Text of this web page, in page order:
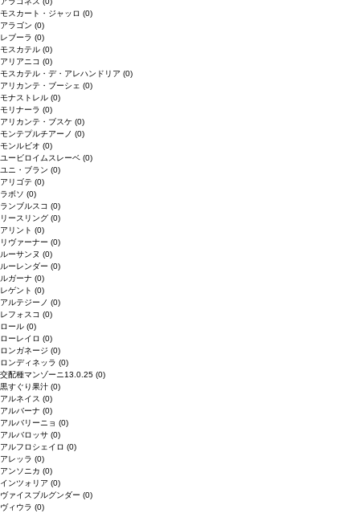
モスカート・ジャッロ (0)
アラゴン (0)
レブーラ (0)
モスカテル (0)
アリアニコ (0)
モスカテル・デ・アレハンドリア (0)
アリカンテ・ブーシェ (0)
モナストレル (0)
モリナーラ (0)
アリカンテ・ブスケ (0)
モンテプルチアーノ (0)
モンルビオ (0)
ユービロイムスレーベ (0)
ユニ・ブラン (0)
アリゴテ (0)
ラボソ (0)
ランブルスコ (0)
リースリング (0)
アリント (0)
リヴァーナー (0)
ルーサンヌ (0)
ルーレンダー (0)
ルガーナ (0)
レゲント (0)
アルテジーノ (0)
レフォスコ (0)
ロール (0)
ローレイロ (0)
ロンガネージ (0)
ロンディネッラ (0)
交配種マンゾーニ13.0.25 (0)
黒すぐり果汁 (0)
アルネイス (0)
アルバーナ (0)
アルバリーニョ (0)
アルバロッサ (0)
アルフロシェイロ (0)
アレッラ (0)
アンソニカ (0)
インツォリア (0)
ヴァイスブルグンダー (0)
ヴィウラ (0)